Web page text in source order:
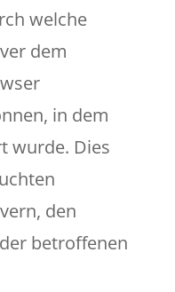
welche
dem
in dem
wurde. Dies
den
betroffenen